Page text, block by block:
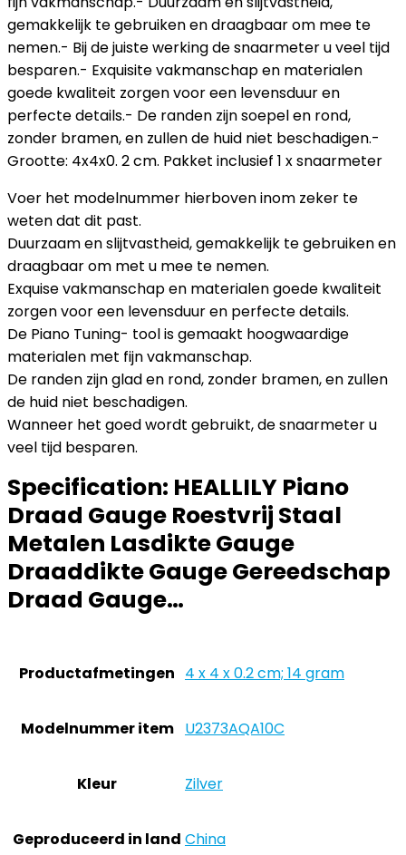
gemakkelijk te gebruiken en draagbaar om mee te
nemen.- Bij de juiste werking de snaarmeter u veel tijd
besparen.- Exquisite vakmanschap en materialen
goede kwaliteit zorgen voor een levensduur en
perfecte details.- De randen zijn soepel en rond,
zonder bramen, en zullen de huid niet beschadigen.-
Grootte: 4x4x0. 2 cm. Pakket inclusief 1 x snaarmeter
Voer het modelnummer hierboven inom zeker te
weten dat dit past.
Duurzaam en slijtvastheid, gemakkelijk te gebruiken en
draagbaar om met u mee te nemen.
Exquise vakmanschap en materialen goede kwaliteit
zorgen voor een levensduur en perfecte details.
De Piano Tuning- tool is gemaakt hoogwaardige
materialen met fijn vakmanschap.
De randen zijn glad en rond, zonder bramen, en zullen
de huid niet beschadigen.
Wanneer het goed wordt gebruikt, de snaarmeter u
veel tijd besparen.
Specification: HEALLILY Piano
Draad Gauge Roestvrij Staal
Metalen Lasdikte Gauge
Draaddikte Gauge Gereedschap
Draad Gauge…
Productafmetingen ‎4 x 4 x 0.2 cm; 14 gram
Modelnummer item ‎U2373AQA10C
Kleur ‎Zilver
Geproduceerd in land ‎China